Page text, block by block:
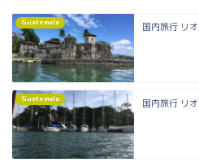
Guatemala 国内旅行 リ
Guatemala 国内旅行 リ